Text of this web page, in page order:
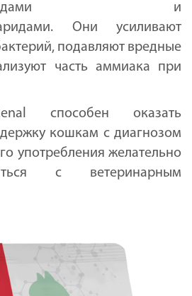
и
Они усиливают
подавляют вредные
часть аммиака при
способен оказать
кошкам с диагнозом
употребления желательно
с ветеринарным